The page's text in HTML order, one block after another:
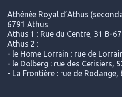
Athénée Royal d’Athus
6791 Athus
Athus 1 : Rue du Centre, 31 B-
Athus 2 :
- le Home Lorrain : rue de
- le Dolberg : rue des Cerisiers,
- La Frontière : rue de Rodange,